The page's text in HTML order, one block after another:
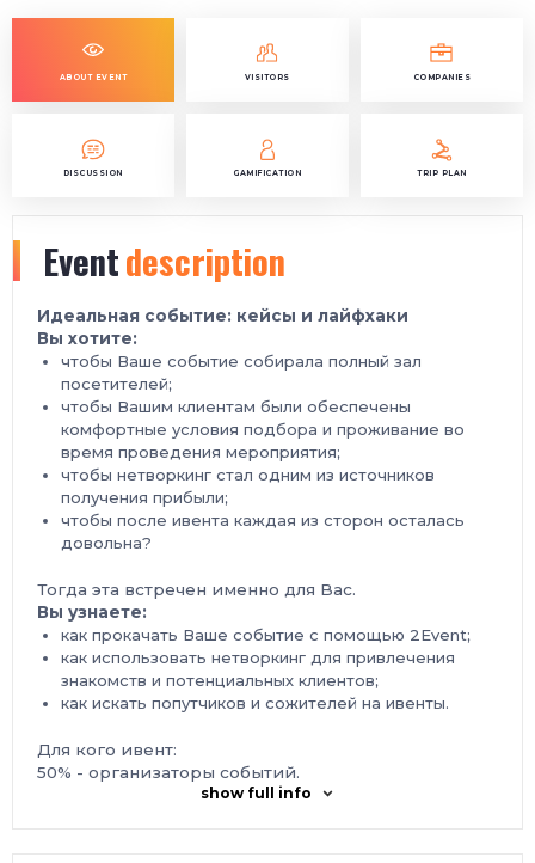
ABOUT EVENT VISITORS COMPANIES
DISCUSSION GAMIFICATION TRIP PLAN
Eventdescription
Идеальная событие: кейсы и лайфхаки
Вы хотите:
чтобы Ваше событие собирала полный зал
посетителей;
чтобы Вашим клиентам были обеспечены
комфортные условия подбора и проживание во
время проведения мероприятия;
чтобы нетворкинг стал одним из источников
получения прибыли;
чтобы после ивента каждая из сторон осталась
довольна?
Тогда эта встречен именно для Вас.
Вы узнаете:
как прокачать Ваше событие с помощью 2Event;
как использовать нетворкинг для привлечения
знакомств и потенциальных клиентов;
как искать попутчиков и сожителей на ивенты.
Для кого ивент:
50% - организаторы событий.
(Организаторы выставок, свадеб, вечеринок,
show full info